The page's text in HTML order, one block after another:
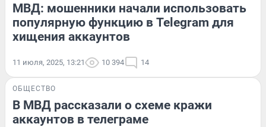
МВД: мошенники начали использовать
популярную функцию в Telegram для
хищения аккаунтов
11 июля, 2025, 13:21 10 394 14
ОБЩЕСТВО
В МВД рассказали о схеме кражи
аккаунтов в телеграме